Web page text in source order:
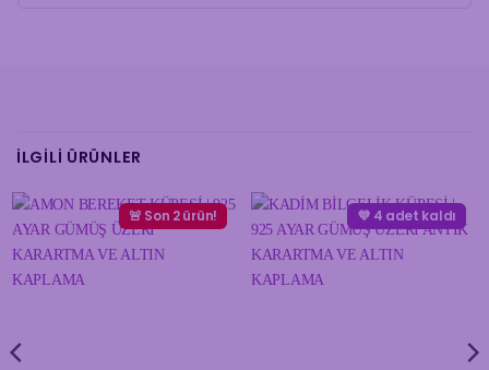
İLGILI ÜRÜNLER
🚨 Son 2 ürün! 💜 4 adet kaldı